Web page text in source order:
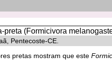
Pentecoste-CE.
pretas mostram que este